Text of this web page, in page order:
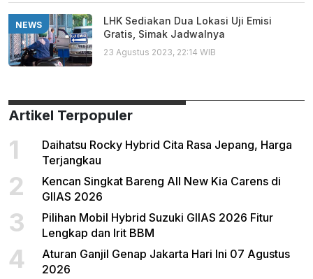
NEWS
LHK Sediakan Dua Lokasi Uji Emisi
Gratis, Simak Jadwalnya
23 Agustus 2023, 22:14 WIB
Artikel Terpopuler
1
Daihatsu Rocky Hybrid Cita Rasa Jepang, Harga
Terjangkau
2
Kencan Singkat Bareng All New Kia Carens di
GIIAS 2026
3
Pilihan Mobil Hybrid Suzuki GIIAS 2026 Fitur
Lengkap dan Irit BBM
4
Aturan Ganjil Genap Jakarta Hari Ini 07 Agustus
2026